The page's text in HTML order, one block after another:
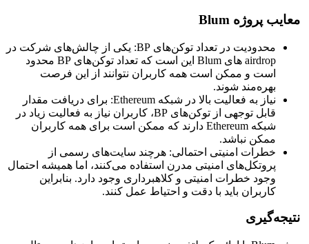
معایب پروژه Blum
محدودیت در تعداد توکن‌های BP: یکی از چالش‌های شرکت در
airdrop های Blum این است که تعداد توکن‌های BP محدود
است و ممکن است همه کاربران نتوانند از این فرصت
بهره‌مند شوند.
نیاز به فعالیت بالا در شبکه Ethereum: برای دریافت مقدار
قابل توجهی از توکن‌های BP، کاربران نیاز به فعالیت زیاد در
شبکه Ethereum دارند که ممکن است برای همه کاربران
ممکن نباشد.
خطرات امنیتی احتمالی: هرچند سایت‌های رسمی از
پروتکل‌های امنیتی مدرن استفاده می‌کنند، اما همیشه احتمال
وجود خطرات امنیتی و کلاهبرداری وجود دارد. بنابراین
کاربران باید با دقت و احتیاط عمل کنند.
نتیجه‌گیری